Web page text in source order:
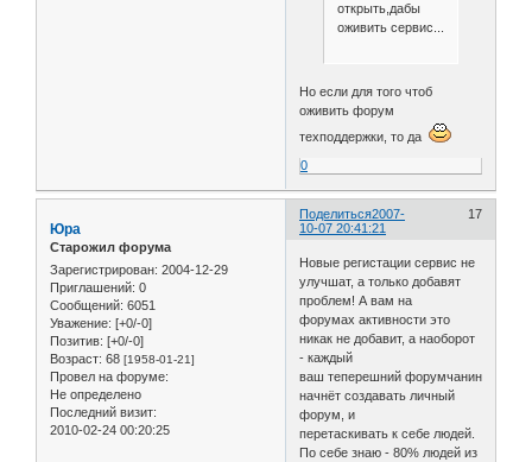
открыть,дабы
оживить сервис...
Но если для того чтоб
оживить форум
техподдержки, то да
0
Поделиться 17
2007-
10-07 20:41:21
Юра
Старожил форума
Зарегистрирован: 2004-12-29
Приглашений: 0
Сообщений: 6051
Уважение: [+0/-0]
Позитив: [+0/-0]
Возраст: 68 [1958-01-21]
Провел на форуме:
Не определено
Последний визит:
2010-02-24 00:20:25
Новые регистации сервис не
улучшат, а только добавят
проблем! А вам на
форумах активности это
никак не добавит, а наоборот
- каждый
ваш теперешний форумчанин
начнёт создавать личный
форум, и
перетаскивать к себе людей.
По себе знаю - 80% людей из